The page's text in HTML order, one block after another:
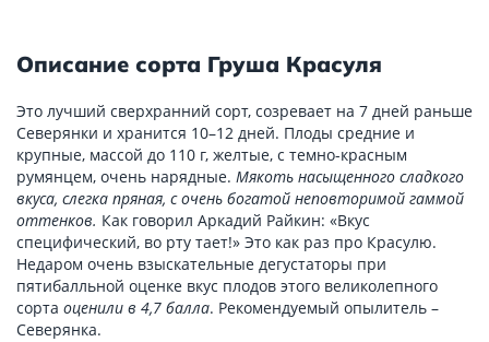
Описание сорта Груша Красуля
Это лучший сверхранний сорт, созревает на 7 дней раньше
Северянки и хранится 10–12 дней. Плоды средние и
крупные, массой до 110 г, желтые, с темно-красным
румянцем, очень нарядные. Мякоть насыщенного сладкого
вкуса, слегка пряная, с очень богатой неповторимой гаммой
оттенков. Как говорил Аркадий Райкин: «Вкус
специфический, во рту тает!» Это как раз про Красулю.
Недаром очень взыскательные дегустаторы при
пятибалльной оценке вкус плодов этого великолепного
сорта оценили в 4,7 балла. Рекомендуемый опылитель –
Северянка.